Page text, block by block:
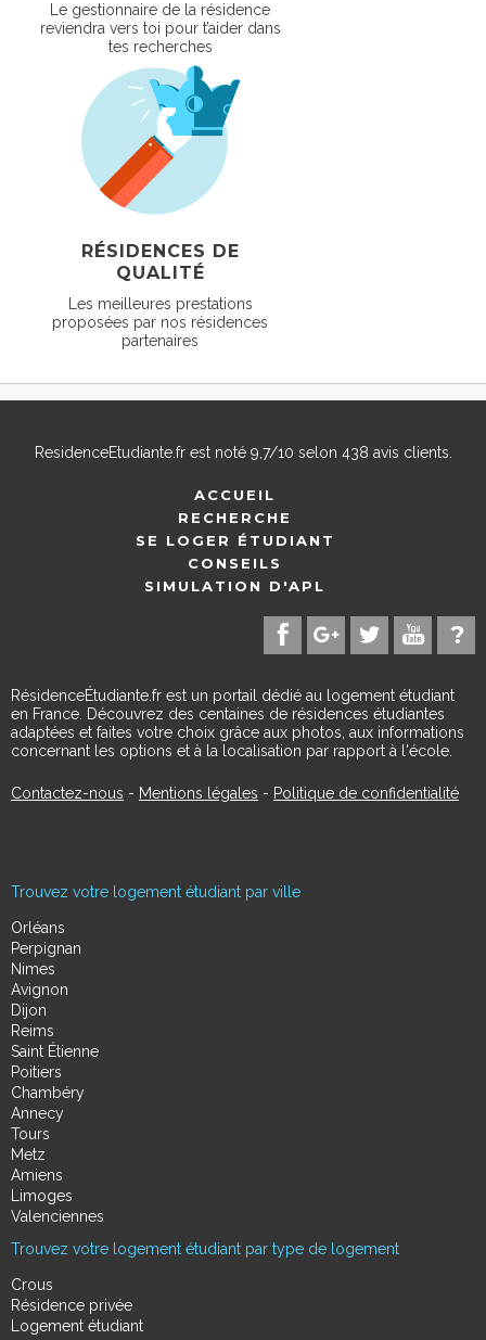
Le gestionnaire de la résidence
reviendra vers toi pour t’aider dans
tes recherches
RÉSIDENCES DE
QUALITÉ
Les meilleures prestations
proposées par nos résidences
partenaires
ResidenceEtudiante.frest noté 9,7/10 selon 438 avis clients.
ACCUEIL
RECHERCHE
SE LOGER ÉTUDIANT
CONSEILS
SIMULATION D'APL
RésidenceÉtudiante.fr est un portail dédié au logement étudiant
en France. Découvrez des centaines de résidences étudiantes
adaptées et faites votre choix grâce aux photos, aux informations
concernant les options et à la localisation par rapport à l'école.
Contactez-nous - Mentions légales - Politique de confidentialité
Trouvez votre logement étudiant par ville
Orléans
Perpignan
Nimes
Avignon
Dijon
Reims
Saint Étienne
Poitiers
Chambéry
Annecy
Tours
Metz
Amiens
Limoges
Valenciennes
Trouvez votre logement étudiant par type de logement
Crous
Résidence privée
Logement étudiant